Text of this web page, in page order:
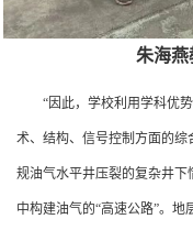
朱海
“因此，学校利用学科优
术、结构、信号控制方面的综
规油气水平井压裂的复杂井
中构建油气的“高速公路”。